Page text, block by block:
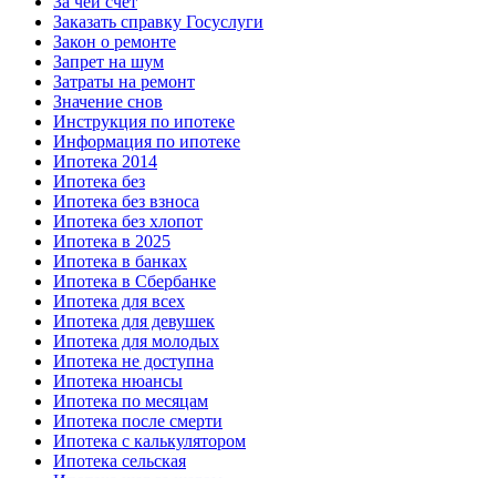
Заказать справку Госуслуги
Закон о ремонте
Запрет на шум
Затраты на ремонт
Значение снов
Инструкция по ипотеке
Информация по ипотеке
Ипотека 2014
Ипотека без
Ипотека без взноса
Ипотека без хлопот
Ипотека в 2025
Ипотека в банках
Ипотека в Сбербанке
Ипотека для всех
Ипотека для девушек
Ипотека для молодых
Ипотека не доступна
Ипотека нюансы
Ипотека по месяцам
Ипотека после смерти
Ипотека с калькулятором
Ипотека сельская